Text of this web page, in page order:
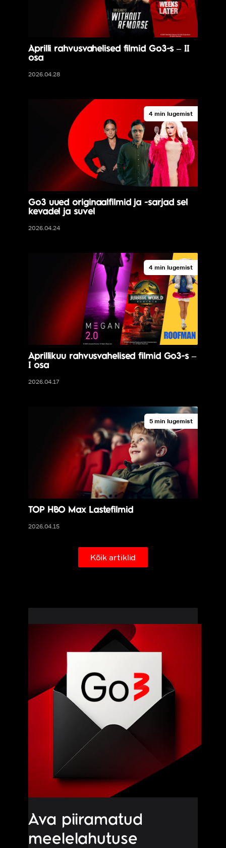
Aprilli rahvusvahelised filmid Go3-s – II
osa
2026.04.28
4 min lugemist
Go3 uued originaalfilmid ja -sarjad sel
kevadel ja suvel
2026.04.24
4 min lugemist
Aprillikuu rahvusvahelised filmid Go3-s –
I osa
2026.04.17
5 min lugemist
TOP HBO Max Lastefilmid
2026.04.15
Kõik artiklid
Ava piiramatud
meelelahutuse